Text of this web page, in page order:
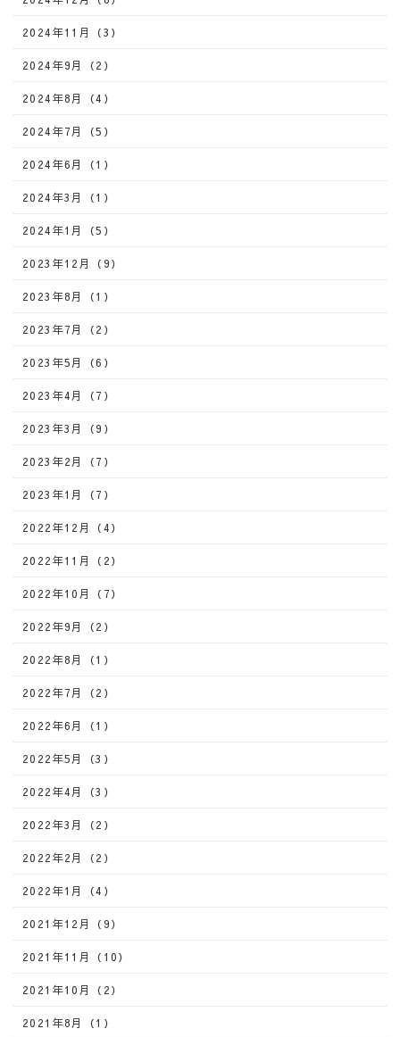
2024年11月（3）
2024年9月（2）
2024年8月（4）
2024年7月（5）
2024年6月（1）
2024年3月（1）
2024年1月（5）
2023年12月（9）
2023年8月（1）
2023年7月（2）
2023年5月（6）
2023年4月（7）
2023年3月（9）
2023年2月（7）
2023年1月（7）
2022年12月（4）
2022年11月（2）
2022年10月（7）
2022年9月（2）
2022年8月（1）
2022年7月（2）
2022年6月（1）
2022年5月（3）
2022年4月（3）
2022年3月（2）
2022年2月（2）
2022年1月（4）
2021年12月（9）
2021年11月（10）
2021年10月（2）
2021年8月（1）